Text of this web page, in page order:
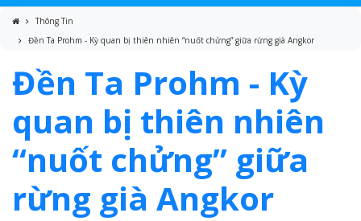
Thông Tin
Đền Ta Prohm - Kỳ quan bị thiên nhiên “nuốt chửng” giữa rừng già Angkor
Đền Ta Prohm - Kỳ
quan bị thiên nhiên
“nuốt chửng” giữa
rừng già Angkor